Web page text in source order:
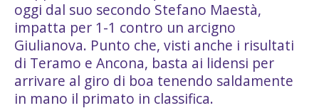
oggi dal suo secondo Stefano Maestà,
impatta per 1-1 contro un arcigno
Giulianova. Punto che, visti anche i risultati
di Teramo e Ancona, basta ai lidensi per
arrivare al giro di boa tenendo saldamente
in mano il primato in classifica.